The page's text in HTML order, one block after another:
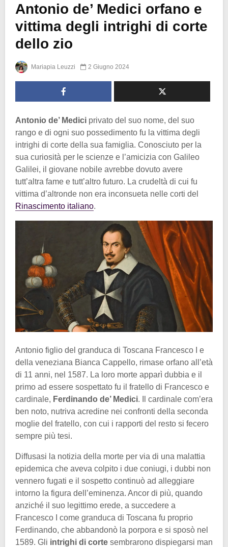
Antonio de’ Medici orfano e
vittima degli intrighi di corte
dello zio
Mariapia Leuzzi 2 Giugno 2024
Antonio de’ Medici privato del suo nome, del suo
rango e di ogni suo possedimento fu la vittima degli
intrighi di corte della sua famiglia. Conosciuto per la
sua curiosità per le scienze e l’amicizia con Galileo
Galilei, il giovane nobile avrebbe dovuto avere
tutt’altra fame e tutt’altro futuro. La crudeltà di cui fu
vittima d’altronde non era inconsueta nelle corti del
Rinascimento italiano.
Antonio figlio del granduca di Toscana Francesco I e
della veneziana Bianca Cappello, rimase orfano all’età
di 11 anni, nel 1587. La loro morte apparì dubbia e il
primo ad essere sospettato fu il fratello di Francesco e
cardinale, Ferdinando de’ Medici. Il cardinale com’era
ben noto, nutriva acredine nei confronti della seconda
moglie del fratello, con cui i rapporti del resto si fecero
sempre più tesi.
Diffusasi la notizia della morte per via di una malattia
epidemica che aveva colpito i due coniugi, i dubbi non
vennero fugati e il sospetto continuò ad alleggiare
intorno la figura dell’eminenza. Ancor di più, quando
anziché il suo legittimo erede, a succedere a
Francesco I come granduca di Toscana fu proprio
Ferdinando, che abbandonò la porpora e si sposò nel
1589. Gli intrighi di corte sembrarono dispiegarsi man